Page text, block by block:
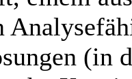
(in